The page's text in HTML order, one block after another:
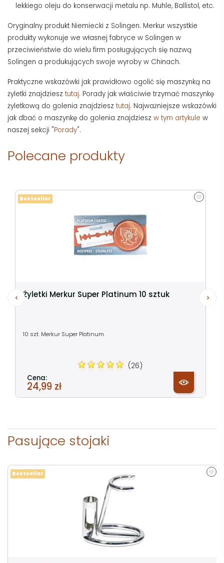
lekkiego oleju do konserwacji metalu np. Muhle, Ballistol, etc.
Oryginalny produkt Niemiecki z Solingen. Merkur wszystkie
produkty wykonuje we własnej fabryce w Solingen w
przeciwieństwie do wielu firm posługujących się nazwą
Solingen a produkujących swoje wyroby w Chinach.
Praktyczne wskazówki jak prawidłowo ogolić się maszynką na
żyletki znajdziesz tutaj. Porady jak właściwie trzymać maszynkę
żyletkową do golenia znajdziesz tutaj. Najważniejsze wskazówki
jak dbać o maszynkę do golenia znajdziesz w tym artykule w
naszej sekcji "Porady".
Polecane produkty
Żyletki Merkur Super Platinum 10 sztuk
10 szt. Merkur Super Platinum.
(26)
Cena:
24,99 zł
Bestseller
Pasujące stojaki
Bestseller